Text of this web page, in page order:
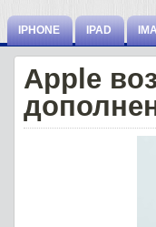
IPHONE IPAD
Apple